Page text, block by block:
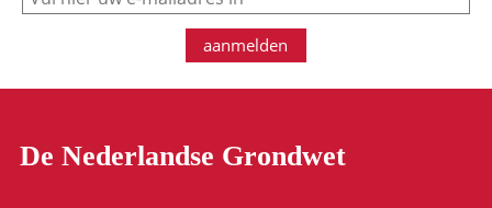
aanmelden
De Nederlandse Grondwet